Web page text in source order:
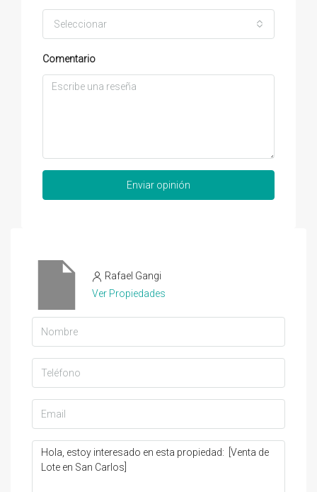
Seleccionar
Comentario
Enviar opinión
Rafael Gangi
Ver Propiedades